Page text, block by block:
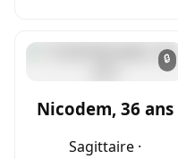
🔒
Nicodem, 36 ans
Sagittaire ·